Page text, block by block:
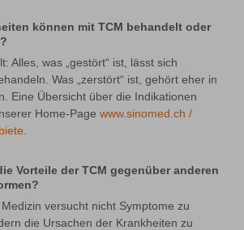
können mit TCM behandelt oder
Alles, was „gestört“ ist, lässt sich
Was „zerstört“ ist, gehört eher in
Eine Übersicht über die Indikationen
Home-Page www.sinomed.ch /
Vorteile der TCM gegenüber anderen
versucht nicht Symptome zu
die Ursachen der Krankheiten zu